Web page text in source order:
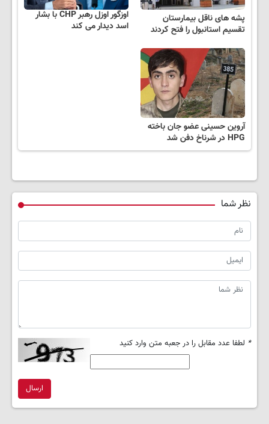
پشه های ناقل بیمارستان
تقسیم استانبول را فتح کردند
اوزگور اوزل رهبر CHP با بشار
اسد دیدار می کند
آروین حسینی عضو جان باخته
HPG در شرناخ دفن شد
نظر شما
* لطفا عدد مقابل را در جعبه متن وارد کنید
ارسال